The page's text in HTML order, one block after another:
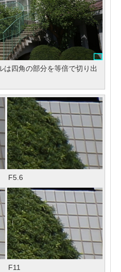
は四角の部分を等倍で切り出
F5.6
F11